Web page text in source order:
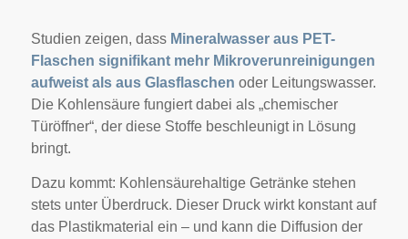
Studien zeigen, dass Mineralwasser aus PET-
Flaschen signifikant mehr Mikroverunreinigungen
aufweist als aus Glasflaschen oder Leitungswasser.
Die Kohlensäure fungiert dabei als „chemischer
Türöffner“, der diese Stoffe beschleunigt in Lösung
bringt.
Dazu kommt: Kohlensäurehaltige Getränke stehen
stets unter Überdruck. Dieser Druck wirkt konstant auf
das Plastikmaterial ein – und kann die Diffusion der